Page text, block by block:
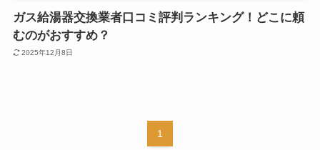
ガス給湯器交換業者口コミ評判ランキング！どこに頼
むのがおすすめ？
2025年12月8日
1